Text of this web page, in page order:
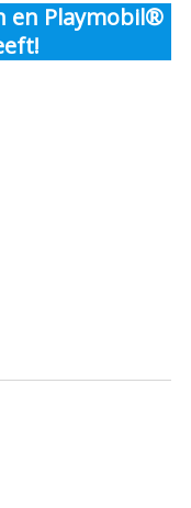
en Playmobil®